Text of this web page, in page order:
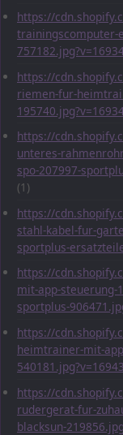
https://
trainingscomputer-
https://
riemen-fur-
https://
unteres-
spo-207997-
(1)
https://
stahl-kabel-fur-
sportplus-
https://
mit-app-steuerung-
sportplus-
https://
heimtrainer-mit-
https://
rudergerat-fur-
blacksun-